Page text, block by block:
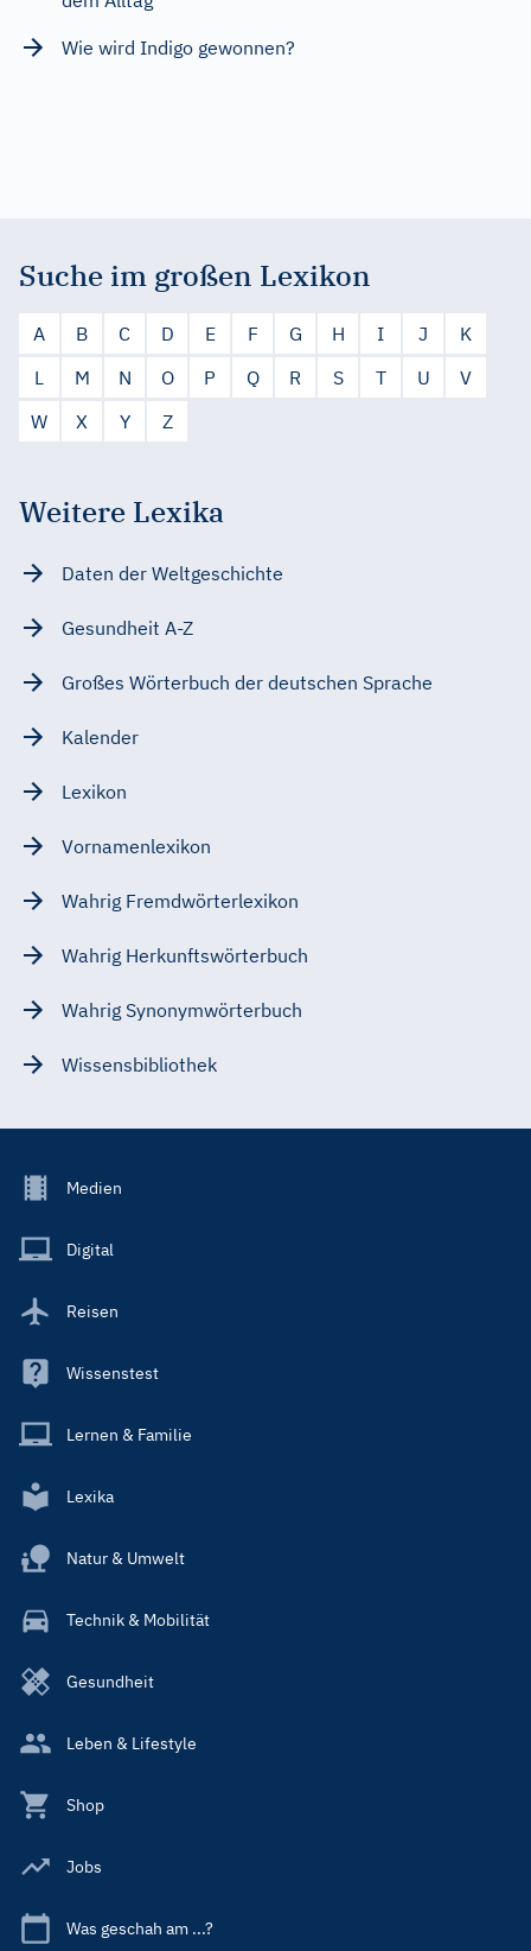
Wie wird Indigo gewonnen?
Suche im großen Lexikon
A B C D E F G H I J
K
L
M N O P Q R S T U
V
W
X Y Z
Weitere Lexika
Daten der Weltgeschichte
Gesundheit A-Z
Großes Wörterbuch der deutschen Sprache
Kalender
Lexikon
Vornamenlexikon
Wahrig Fremdwörterlexikon
Wahrig Herkunftswörterbuch
Wahrig Synonymwörterbuch
Wissensbibliothek
Footer
Main
Medien
Digital
Reisen
Wissenstest
Lernen & Familie
Lexika
Natur & Umwelt
Technik & Mobilität
Gesundheit
Leben & Lifestyle
Shop
Jobs
Was geschah am ...?